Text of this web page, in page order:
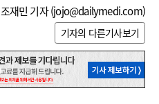
조재민 기자 (jojo@dailymedi.com)
기자의 다른기사보기